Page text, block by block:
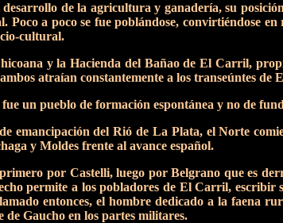
de la agricultura y ganadería, su
a poco se fue poblándose, convirtiéndose en
cultural.
y la Hacienda del Bañao de El Carril,
atraían constantemente a los transeúntes de
un pueblo de formación espontánea y no de
emancipación del Rió de La Plata, el Norte
y Moldes frente al avance español.
por Castelli, luego por Belgrano que es
permite a los pobladores de El Carril, escribir
entonces, el hombre dedicado a la faena
de Gaucho en los partes militares.